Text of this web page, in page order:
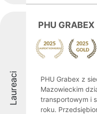
Laureaci
PHU GRABEX
PHU Grabex z
Mazowieckim
transportowym i
roku.